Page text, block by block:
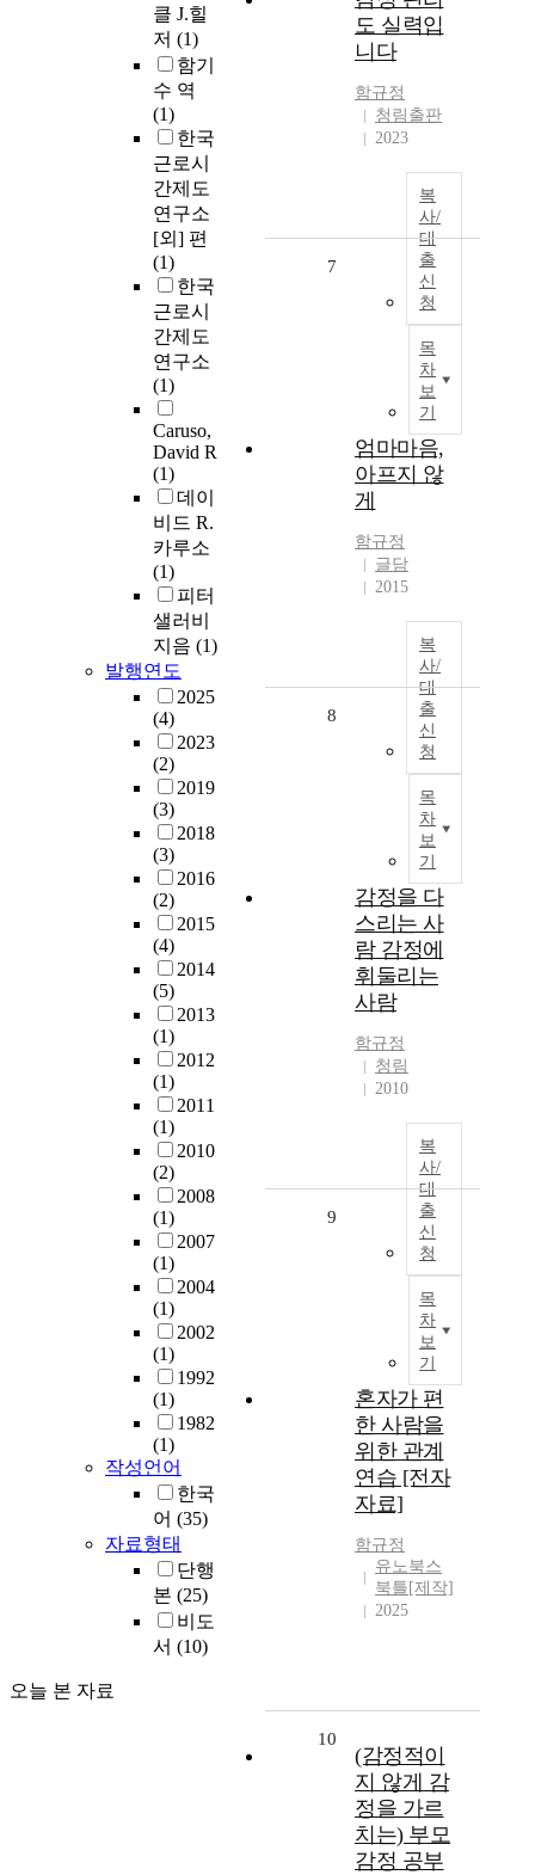
클 J.힐
저 (1)
함기
수 역
(1)
한국
근로시
간제도
연구소
[외] 편
(1)
한국
근로시
간제도
연구소
(1)
Caruso,
David R
(1)
데이
비드 R.
카루소
(1)
피터
샐러비
지음 (1)
발행연도
2025
(4)
2023
(2)
2019
(3)
2018
(3)
2016
(2)
2015
(4)
2014
(5)
2013
(1)
2012
(1)
2011
(1)
2010
(2)
2008
(1)
2007
(1)
2004
(1)
2002
(1)
1992
(1)
1982
(1)
작성언어
한국
어 (35)
자료형태
단행
본 (25)
비도
서 (10)
오늘 본 자료
도 실력입
니다
함규정
청림출판
2023
복
사/
대
출
신
청
목
차
보
기
7
엄마마음,
아프지 않
게
함규정
글담
2015
복
사/
대
출
신
청
목
차
보
기
8
감정을 다
스리는 사
람 감정에
휘둘리는
사람
함규정
청림
2010
복
사/
대
출
신
청
목
차
보
기
9
혼자가 편
한 사람을
위한 관계
연습 [전자
자료]
함규정
유노북스
북틀[제작]
2025
10
(감정적이
지 않게 감
정을 가르
치는) 부모
감정 공부